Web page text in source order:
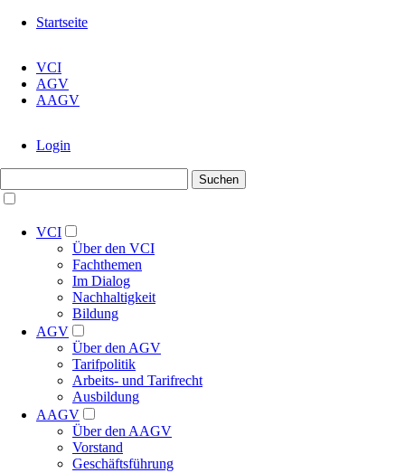
überspringen
Startseite
überspringen
VCI
AGV
AAGV
überspringen
Login
Suchen
Navigation
VCI
Über den VCI
Fachthemen
Im Dialog
Nachhaltigkeit
Bildung
AGV
Über den AGV
Tarifpolitik
Arbeits- und Tarifrecht
Ausbildung
AAGV
Über den AAGV
Vorstand
Geschäftsführung